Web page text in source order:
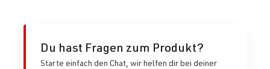
Du hast Fragen zum Produkt?
Starte einfach den Chat, wir helfen dir bei deiner